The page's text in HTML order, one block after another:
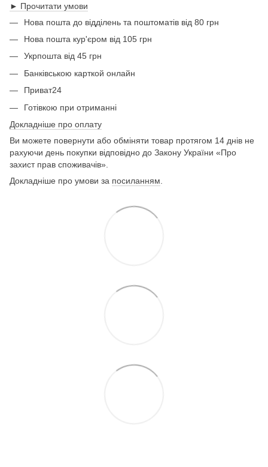
► Прочитати умови
Нова пошта до відділень та поштоматів від 80 грн
Нова пошта кур'єром від 105 грн
Укрпошта від 45 грн
Банківською карткой онлайн
Приват24
Готівкою при отриманні
Докладніше про оплату
Ви можете повернути або обміняти товар протягом 14 днів не
рахуючи день покупки відповідно до Закону України «Про
захист прав споживачів».
Докладніше про умови за посиланням